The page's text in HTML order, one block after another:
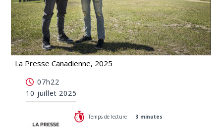
La Presse Canadienne, 2025
Stampede à Calgary
07h22
10 juillet 2025
Temps de lecture :3 minutes